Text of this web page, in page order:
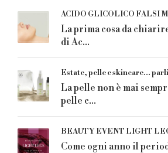
ACIDO GLICOLICO FALSI
La prima cosa da
di Ac...
Estate, pelle e skincare…
La pelle non è mai
pelle c...
BEAUTY EVENT LIGHT
Come ogni anno il